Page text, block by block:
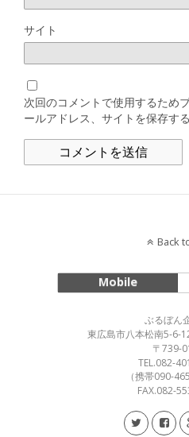
サイト
次回のコメントで使用するため
ールアドレス、サイトを保存する
Back
Mobile
ぶるぼん
東広島市八本松南5-6-
〒739-
TEL.082-
（携帯090-
FAX.082-